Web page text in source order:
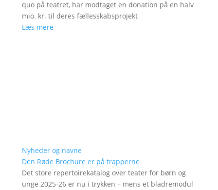
quo på teatret, har modtaget en donation på en halv
mio. kr. til deres fællesskabsprojekt
Læs mere
Nyheder og navne
Den Røde Brochure er på trapperne
Det store repertoirekatalog over teater for børn og
unge 2025-26 er nu i trykken – mens et bladremodul